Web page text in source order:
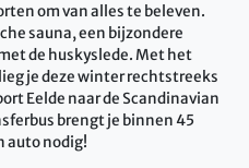
om van alles te beleven.
sauna, een bijzondere
de huskyslede. Met het
je deze winter rechtstreeks
Eelde naar de Scandinavian
brengt je binnen 45
auto nodig!